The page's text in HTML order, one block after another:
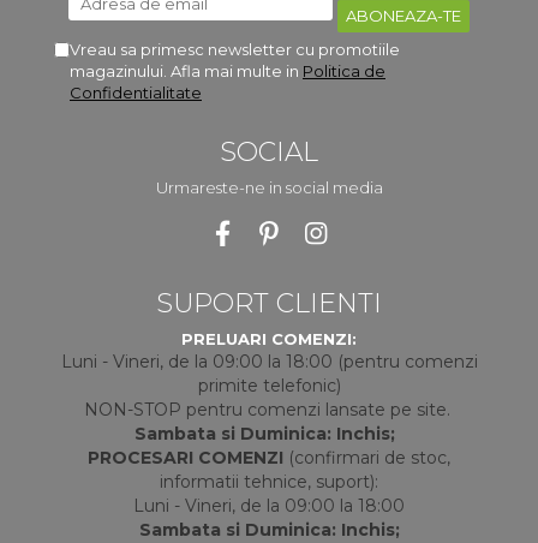
Vreau sa primesc newsletter cu promotiile
magazinului. Afla mai multe in Politica de
Confidentialitate
SOCIAL
Urmareste-ne in social media
SUPORT CLIENTI
PRELUARI COMENZI:
Luni - Vineri, de la 09:00 la 18:00 (pentru comenzi
primite telefonic)
NON-STOP pentru comenzi lansate pe site.
Sambata si Duminica: Inchis;
PROCESARI COMENZI (confirmari de stoc,
informatii tehnice, suport):
Luni - Vineri, de la 09:00 la 18:00
Sambata si Duminica: Inchis;